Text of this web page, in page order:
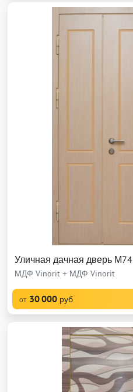
Уличная дачная дверь М74
МДФ Vinorit + МДФ Vinorit
от 30 000 руб